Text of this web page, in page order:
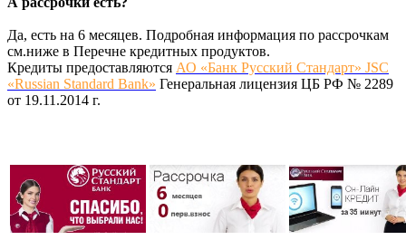
Да, есть на 6 месяцев. Подробная информация по рассрочкам
см.ниже в Перечне кредитных продуктов.
Кредиты предоставляются АО «Банк Русский Стандарт» JSC
«Russian Standard Bank» Генеральная лицензия ЦБ РФ № 2289
от 19.11.2014 г.